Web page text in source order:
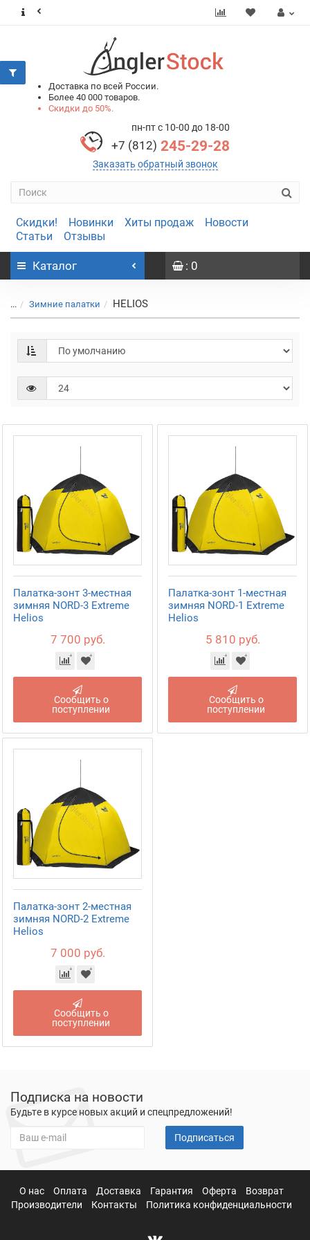
Доставка по всей России.
Более 40 000 товаров.
Скидки до 50%.
пн-пт с 10-00 до 18-00
+7 (812) 245-29-28
Заказать обратный звонок
Скидки! Новинки Хиты продаж
Новости
Статьи
Отзывы
Каталог : 0
... Зимние палатки HELIOS
Палатка-зонт 3-местная
зимняя NORD-3 Extreme
Helios
7 700 руб.
Сообщить о
поступлении
Палатка-зонт 1-местная
зимняя NORD-1 Extreme
Helios
5 810 руб.
Сообщить о
поступлении
Палатка-зонт 2-местная
зимняя NORD-2 Extreme
Helios
7 000 руб.
Сообщить о
поступлении
Подписка на новости
Будьте в курсе новых акций и спецпредложений!
Подписаться
О нас Оплата Доставка Гарантия Оферта
Возврат
Производители
Контакты Политика конфиденциальности